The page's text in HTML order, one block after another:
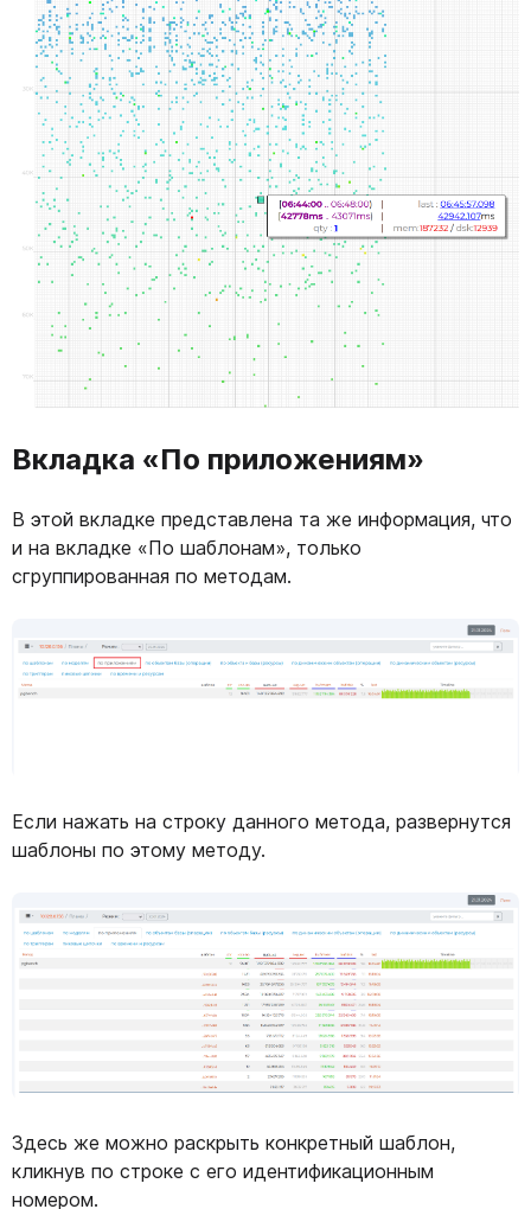
Вкладка «По приложениям»
В этой вкладке представлена та же информация, что
и на вкладке «По шаблонам», только
сгруппированная по методам.
Если нажать на строку данного метода, развернутся
шаблоны по этому методу.
Здесь же можно раскрыть конкретный шаблон,
кликнув по строке с его идентификационным
номером.